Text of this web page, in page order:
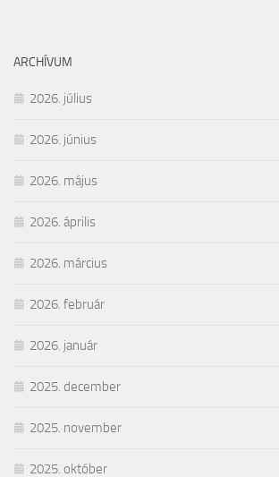
ARCHÍVUM
2026. július
2026. június
2026. május
2026. április
2026. március
2026. február
2026. január
2025. december
2025. november
2025. október